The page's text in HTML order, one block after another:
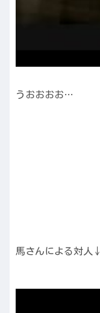
うおおおお…
馬さんによる対人↓